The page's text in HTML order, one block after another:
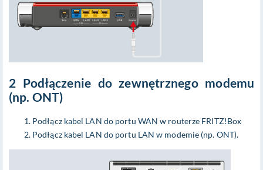
2 Podłączenie do zewnętrznego modemu
(np. ONT)
Podłącz kabel LAN do portu WAN w routerze FRITZ!Box
Podłącz kabel LAN do portu LAN w modemie (np. ONT).